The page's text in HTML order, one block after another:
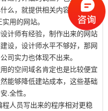
么，就提供相关内容等等，只
用的网站。
计师有经验，制作出来的网站
设，设计师水平不够好，那网
司实力也体现不出来。
的空间域名肯定也是比较便宜
能够降低建站成本，这些基础
.全性。
人员写出来的程序相对更稳